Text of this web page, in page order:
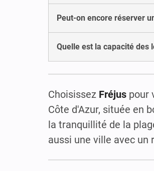
Peut-on encore réserver
Quelle est la capacité des
Choisissez Fréjus pour
Côte d'Azur, située en
la tranquillité de la
aussi une ville avec un